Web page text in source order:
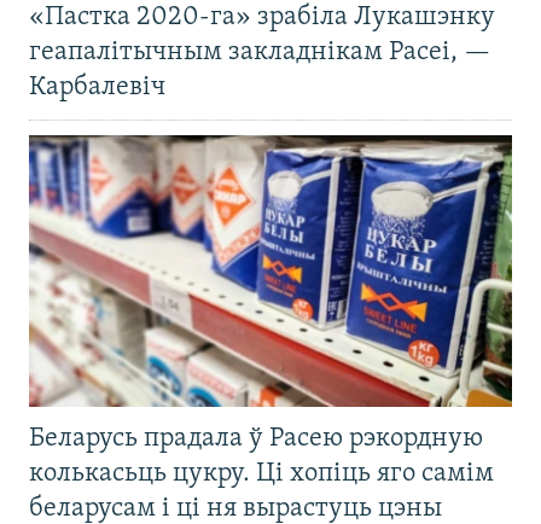
«Пастка 2020-га» зрабіла Лукашэнку
геапалітычным закладнікам Расеі, —
Карбалевіч
Беларусь прадала ў Расею рэкордную
колькасьць цукру. Ці хопіць яго самім
беларусам і ці ня вырастуць цэны